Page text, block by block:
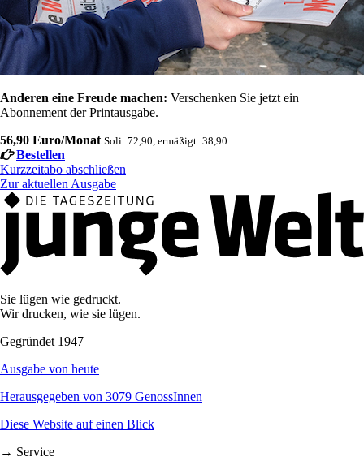
Anderen eine Freude machen: Verschenken Sie jetzt ein
Abonnement der Printausgabe.
56,90 Euro/Monat Soli: 72,90, ermäßigt: 38,90
Bestellen
Kurzzeitabo abschließen
Zur aktuellen Ausgabe
Sie lügen wie gedruckt.
Wir drucken, wie sie lügen.
Gegründet 1947
Ausgabe von heute
Herausgegeben von 3079 GenossInnen
Diese Website auf einen Blick
→ Service